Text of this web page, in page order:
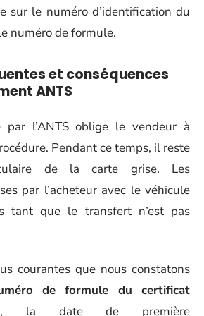
sur le numéro d’identification du
numéro de formule.
et conséquences
ANTS
par l’ANTS oblige le vendeur à
Pendant ce temps, il reste
de la carte grise. Les
par l’acheteur avec le véhicule
tant que le transfert n’est pas
courantes que nous constatons
de formule du certificat
, la date de première